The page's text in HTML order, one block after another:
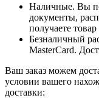
Наличные. Вы
документы,
получаете
Безналичный
MasterCard.
Ваш заказ можем
условии вашего
доставки: